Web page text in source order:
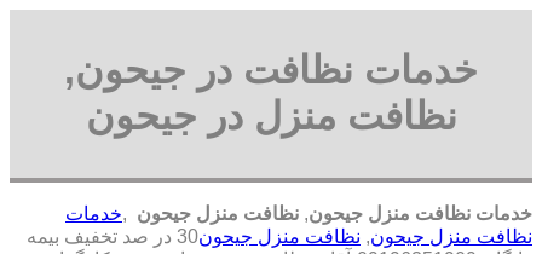
خدمات نظافت در جیحون,
نظافت منزل در جیحون
خدمات نظافت منزل جیحون, نظافت منزل جیحون ,خدمات
نظافت منزل جیحون, نظافت منزل جیحون
30 در صد تخفیف بیمه